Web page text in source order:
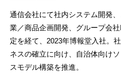
通信会社にて社内システム開発
業／商品企画開発、グループ会
定を経て、2023年博報堂入社。
ネスの確立に向け、自治体向け
スモデル構築を推進。